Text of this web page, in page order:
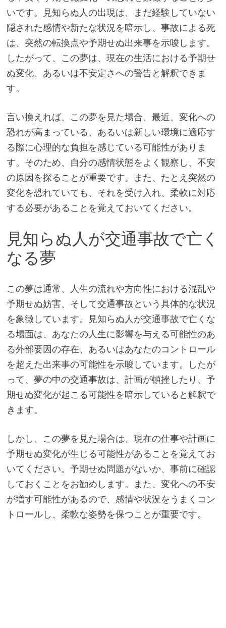
いです。見知らぬ人の出現は、まだ経験していない
隠された感情や新たな状況を暗示し、事故による死
は、突然の転換点や予期せぬ出来事を示唆します。
したがって、この夢は、現在の生活における予期せ
ぬ変化、あるいは不安定さへの警告と解釈できま
す。
言い換えれば、この夢を見た場合、最近、変化への
恐れが高まっている、あるいは新しい環境に適応す
る際に心理的な負担を感じている可能性がありま
す。そのため、自分の感情状態をよく観察し、不安
の原因を探ることが重要です。また、たとえ突然の
変化を恐れていても、それを受け入れ、柔軟に対応
する必要があることを覚えておいてください。
見知らぬ人が交通事故で亡く
なる夢
この夢は通常、人生の流れや方向性における混乱や
予期せぬ妨害、そして交通事故という具体的な状況
を象徴しています。見知らぬ人が交通事故で亡くな
る場面は、あなたの人生に影響を与える可能性のあ
る外部要因の存在、あるいはあなたのコントロール
を超えた出来事の可能性を示唆しています。したが
って、夢の中の交通事故は、計画が頓挫したり、予
期せぬ変化が起こる可能性を暗示していると解釈で
きます。
しかし、この夢を見た場合は、現在の仕事や計画に
予期せぬ変化が生じる可能性があることを覚えてお
いてください。予期せぬ問題がないか、事前に確認
しておくことをお勧めします。また、変化への不安
が増す可能性があるので、感情や状況をうまくコン
トロールし、柔軟な姿勢を保つことが重要です。